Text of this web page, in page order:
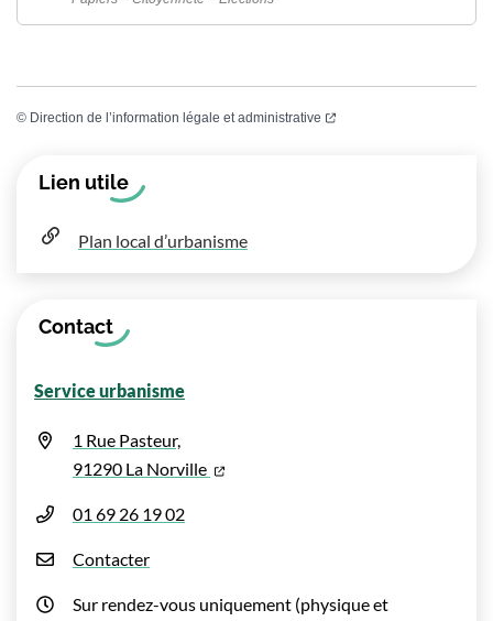
© Direction de l’information légale et administrative (ouverture dans un
Informations complémentaires
Lien utile
Plan local d’urbanisme
Contact
Service urbanisme
1 Rue Pasteur,
91290 La Norville
(ouverture dans un nouvel onglet)
01 69 26 19 02
Contacter
Sur rendez-vous uniquement (physique et